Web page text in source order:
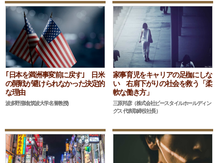
｢日本を満洲事変前に戻す｣ 日米
の開戦が避けられなかった決定的
な理由
波多野澄雄(筑波大学名誉教授)
家事育児をキャリアの足枷にしな
い 右肩下がりの社会を救う「柔
軟な働き方」
三原邦彦（株式会社ビースタイルホールディン
グス 代表取締役社長）